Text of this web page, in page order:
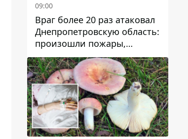
09:00
Враг более 20 раз атаковал
Днепропетровскую область:
произошли пожары,
повреждены дома,
инфраструктура и авто